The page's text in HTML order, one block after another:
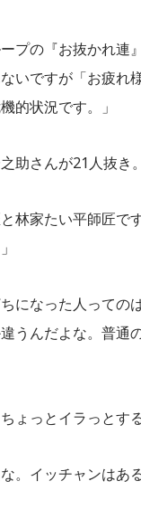
ープの『お抜かれ
いですが「お疲れ
的状況です。」
助さんが21人抜き
と林家たい平師匠
になった人っての
うんだよな。普通
ちょっとイラっと
。イッチャンはあ